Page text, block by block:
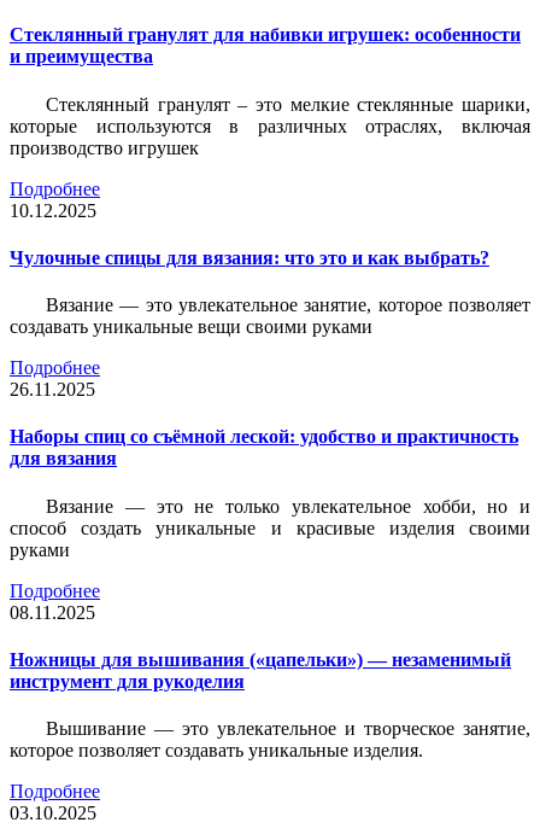
Стеклянный гранулят для набивки игрушек: особенности
и преимущества
Стеклянный гранулят – это мелкие стеклянные шарики,
которые используются в различных отраслях, включая
производство игрушек
Подробнее
10.12.2025
Чулочные спицы для вязания: что это и как выбрать?
Вязание — это увлекательное занятие, которое позволяет
создавать уникальные вещи своими руками
Подробнее
26.11.2025
Наборы спиц со съёмной леской: удобство и практичность
для вязания
Вязание — это не только увлекательное хобби, но и
способ создать уникальные и красивые изделия своими
руками
Подробнее
08.11.2025
Ножницы для вышивания («цапельки») — незаменимый
инструмент для рукоделия
Вышивание — это увлекательное и творческое занятие,
которое позволяет создавать уникальные изделия.
Подробнее
03.10.2025